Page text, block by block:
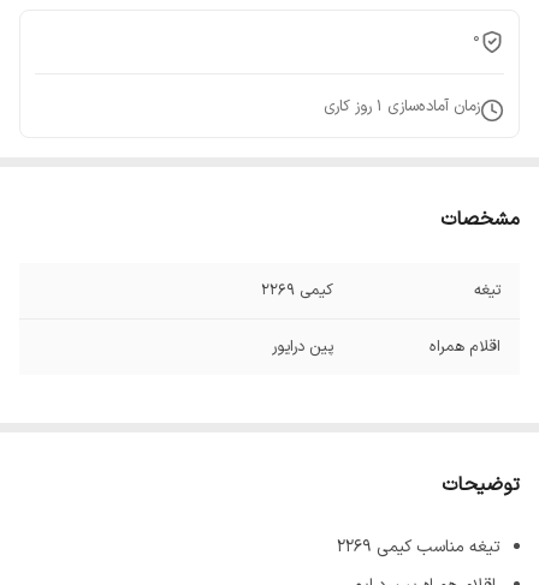
0
زمان آماده‌سازی 1 روز کاری
مشخصات
تیغه کیمی 2269
اقلام همراه پین درایور
توضیحات
تیغه مناسب کیمی 2269